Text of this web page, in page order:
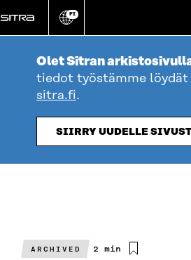
suoraan
sisältöön
Vaihda
kieli
FI
Olet Sitran
tiedot työstämme
sitra.fi.
SIIRRY UUDELLE
ARCHIVED
Arvioitu
2 min